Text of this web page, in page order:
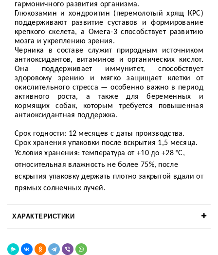
гармоничного развития организма.
Глюкозамин и хондроитин (перемолотый хрящ КРС)
поддерживают развитие суставов и формирование
крепкого скелета, а Омега-3 способствует развитию
мозга и укреплению зрения.
Черника в составе служит природным источником
антиоксидантов, витаминов и органических кислот.
Она поддерживает иммунитет, способствует
здоровому зрению и мягко защищает клетки от
окислительного стресса — особенно важно в период
активного роста, а также для беременных и
кормящих собак, которым требуется повышенная
антиоксидантная поддержка.
Срок годности: 12 месяцев с даты производства.
Срок хранения упаковки после вскрытия 1,5 месяца.
Условия хранения: температура от +10 до +28 °C,
относительная влажность не более 75%, после
вскрытия упаковку держать плотно закрытой вдали от
прямых солнечных лучей.
ХАРАКТЕРИСТИКИ